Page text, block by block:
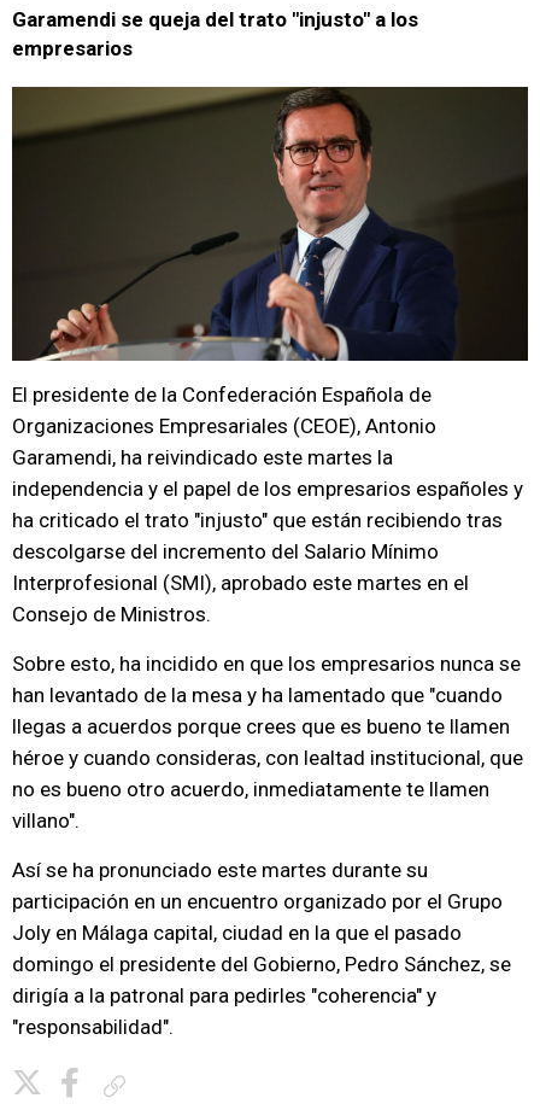
Garamendi se queja del trato "injusto" a los
empresarios
El presidente de la Confederación Española de
Organizaciones Empresariales (CEOE), Antonio
Garamendi, ha reivindicado este martes la
independencia y el papel de los empresarios españoles y
ha criticado el trato "injusto" que están recibiendo tras
descolgarse del incremento del Salario Mínimo
Interprofesional (SMI), aprobado este martes en el
Consejo de Ministros.
Sobre esto, ha incidido en que los empresarios nunca se
han levantado de la mesa y ha lamentado que "cuando
llegas a acuerdos porque crees que es bueno te llamen
héroe y cuando consideras, con lealtad institucional, que
no es bueno otro acuerdo, inmediatamente te llamen
villano".
Así se ha pronunciado este martes durante su
participación en un encuentro organizado por el Grupo
Joly en Málaga capital, ciudad en la que el pasado
domingo el presidente del Gobierno, Pedro Sánchez, se
dirigía a la patronal para pedirles "coherencia" y
"responsabilidad".